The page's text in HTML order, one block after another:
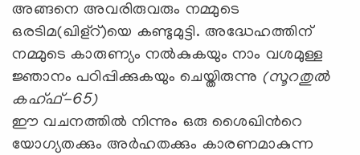
അങ്ങനെ അവരിരുവരും നമ്മുടെ
ഒരടിമ(ഖിള്റ്)യെ കണ്ടുമുട്ടി. അദ്ധേഹത്തിന്
നമ്മുടെ കാരുണ്യം നല്‍കുകയും നാം വശമുള്ള
ജ്ഞാനം പഠിപ്പിക്കുകയും ചെയ്തിരുന്നു (സൂറതുല്‍
കഹ്ഫ്-65)
ഈ വചനത്തില്‍ നിന്നും ഒരു ശൈഖിന്‍റെ
യോഗ്യതക്കും അര്‍ഹതക്കും കാരണമാകുന്ന